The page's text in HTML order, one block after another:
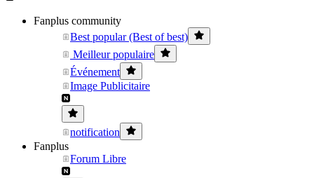
Fanplus community
Best popular (Best of best)
Meilleur populaire
Événement
Image Publicitaire
notification
Fanplus
Forum Libre